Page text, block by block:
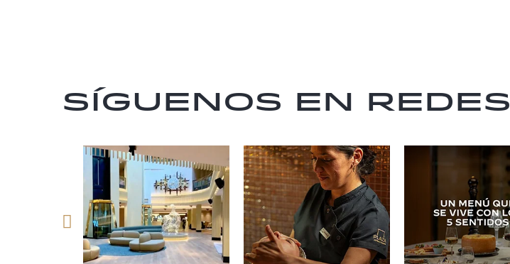
Síguenos en redes